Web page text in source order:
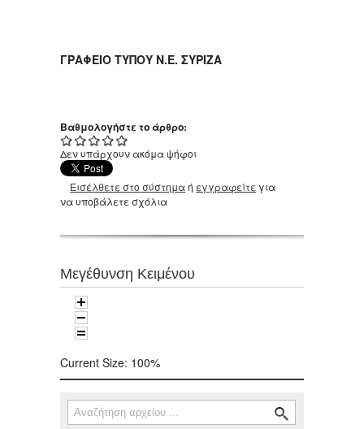
ΓΡΑΦΕΙΟ ΤΥΠΟΥ Ν.Ε. ΣΥΡΙΖΑ
Βαθμολογήστε το άρθρο:
Δεν υπάρχουν ακόμα ψήφοι
Εισέλθετε στο σύστημαή εγγραφείτε για
να υποβάλετε σχόλια
Μεγέθυνση Κειμένου
Current Size: 100%
Φόρμα αναζήτησης
Αναζήτηση